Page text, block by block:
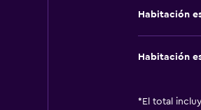
Habitación
Habitación
* El total